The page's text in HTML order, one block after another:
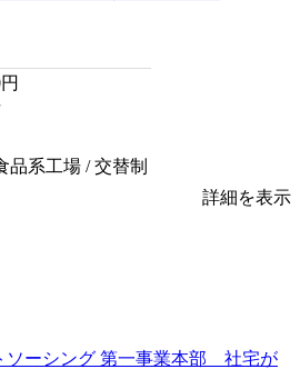
円
品系工場 / 交替制
詳細を表示